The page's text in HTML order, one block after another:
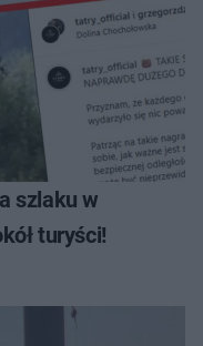
szlaku w
turyści!